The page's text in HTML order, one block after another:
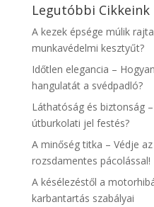
Legutóbbi Cikkeink
A kezek épsége múlik
munkavédelmi kesztyűt?
Időtlen elegancia –
hangulatát a svédpadló?
Láthatóság és biztonság
útburkolati jel festés?
A minőség titka – Védje
rozsdamentes pácolással!
A késélezéstől a
karbantartás szabályai